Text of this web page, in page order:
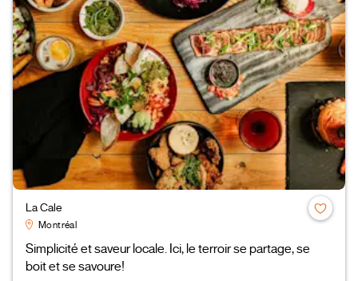
La Cale
Montréal
Simplicité et saveur locale. Ici, le terroir se partage, se
boit et se savoure!